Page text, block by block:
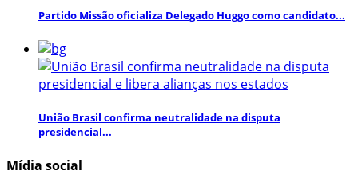
Partido Missão oficializa Delegado Huggo como candidato...
União Brasil confirma neutralidade na disputa
presidencial...
Mídia social